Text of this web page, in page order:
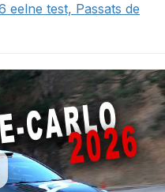
eelne test, Passats de